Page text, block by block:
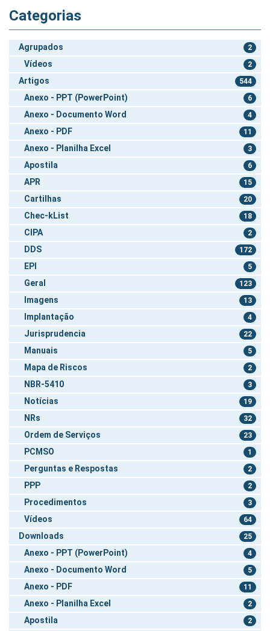
Categorias
Agrupados 2
Vídeos 2
Artigos 544
Anexo - PPT (PowerPoint) 6
Anexo - Documento Word 4
Anexo - PDF 11
Anexo - Planilha Excel 3
Apostila 6
APR 15
Cartilhas 20
Chec-kList 18
CIPA 2
DDS 172
EPI 5
Geral 123
Imagens 13
Implantação 4
Jurisprudencia 22
Manuais 5
Mapa de Riscos 2
NBR-5410 3
Notícias 19
NRs 32
Ordem de Serviços 23
PCMSO 1
Perguntas e Respostas 2
PPP 2
Procedimentos 3
Vídeos 64
Downloads 25
Anexo - PPT (PowerPoint) 4
Anexo - Documento Word 5
Anexo - PDF 11
Anexo - Planilha Excel 2
Apostila 2